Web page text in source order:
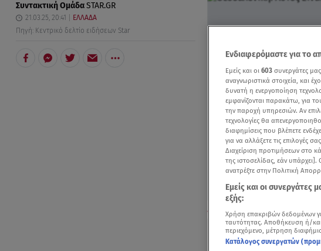
Συντακτική ΟμάδαSTAR.GR
21.03.25, 20:41
ΕΛΛΑΔΑ
Πηγή: Kεντρικό δελτίο ειδήσεων Star
Δείτε το ρεπορτάζ της
Δείτε
Ενδιαφερόμαστε για το
Εμείς και οι 603 συνεργάτες
αναγνωριστικά στοιχεία, και
δυνατή η ενεργοποίηση
εμφανίζονται παρακάτω, για
την παροχή υπηρεσιών. Αν
τεχνολογίες θα
διαφημίσεις που βλέπετε
για να αλλάξετε τις επιλογές
Διαχείριση προτιμήσεων στο
της ιστοσελίδας, εάν υπάρχει].
ανατρέξτε στην Πολιτική
Εμείς και οι
εξής:
Χρήση επακριβών δεδομένων
ταυτότητας. Αποθήκευση ή/
περιεχόμενο, μέτρηση
Κατάλογος συνεργατών